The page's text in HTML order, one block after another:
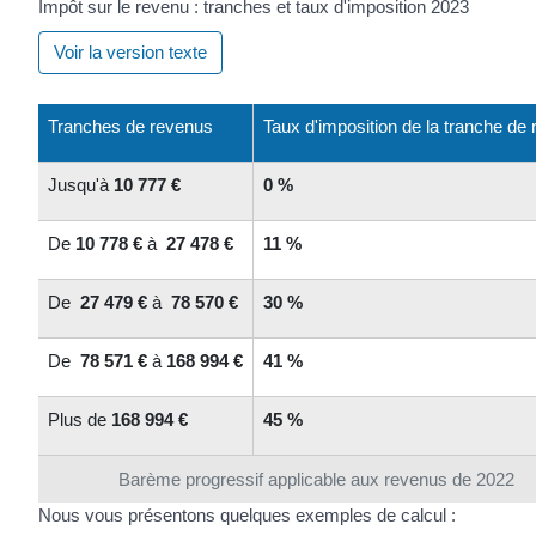
Impôt sur le revenu : tranches et taux d'imposition 2023
Voir la version texte
Barème progressif applicable aux revenus de 2022
Tranches de revenus Taux d'imposition de la tranche de
Jusqu'à 10 777 € 0 %
De 10 778 € à 27 478 € 11 %
De 27 479 € à 78 570 € 30 %
De 78 571 € à 168 994 € 41 %
Plus de 168 994 € 45 %
Nous vous présentons quelques exemples de calcul :